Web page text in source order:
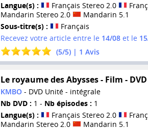
Langue(s) :
Français Stereo 2.0
Mandarin Stereo 2.0
Mandarin 5.1
Sous-titre(s) :
Français
Recevez votre article entre le 14/08et le
(5/5) | 1 Avis
Le royaume des Abysses - Film - DVD
KMBO- DVD Unité - intégrale
Nb DVD : 1 - Nb épisodes : 1
Langue(s) :
Français Stereo 2.0
Mandarin Stereo 2.0
Mandarin 5.1